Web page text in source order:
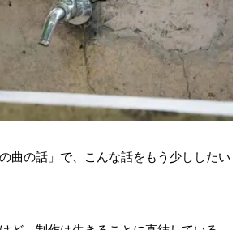
曲の話」で、こんな話をもう少ししたい